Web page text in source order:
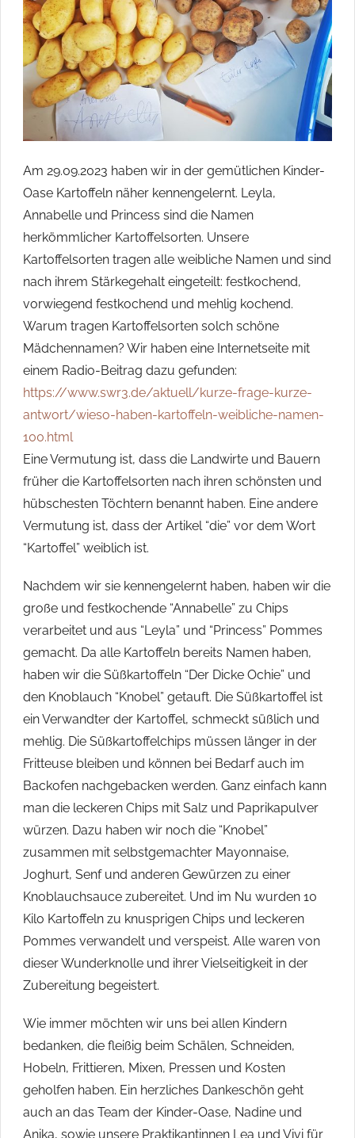
ihren
Heimatorten
Havelland
engagieren
wollten.
Am 29.09.2023 haben wir in der gemütlichen Kinder-
Oase Kartoffeln näher kennengelernt. Leyla,
Annabelle und Princess sind die Namen
herkömmlicher Kartoffelsorten. Unsere
Kartoffelsorten tragen alle weibliche Namen und sind
nach ihrem Stärkegehalt eingeteilt: festkochend,
vorwiegend festkochend und mehlig kochend.
Warum tragen Kartoffelsorten solch schöne
Mädchennamen? Wir haben eine Internetseite mit
einem Radio-Beitrag dazu gefunden:
https://www.swr3.de/aktuell/kurze-frage-kurze-
antwort/wieso-haben-kartoffeln-weibliche-namen-
100.html
Eine Vermutung ist, dass die Landwirte und Bauern
früher die Kartoffelsorten nach ihren schönsten und
hübschesten Töchtern benannt haben. Eine andere
Vermutung ist, dass der Artikel “die” vor dem Wort
“Kartoffel” weiblich ist.
Nachdem wir sie kennengelernt haben, haben wir die
große und festkochende “Annabelle” zu Chips
verarbeitet und aus “Leyla” und “Princess” Pommes
gemacht. Da alle Kartoffeln bereits Namen haben,
haben wir die Süßkartoffeln “Der Dicke Ochie” und
den Knoblauch “Knobel” getauft. Die Süßkartoffel ist
ein Verwandter der Kartoffel, schmeckt süßlich und
mehlig. Die Süßkartoffelchips müssen länger in der
Fritteuse bleiben und können bei Bedarf auch im
Backofen nachgebacken werden. Ganz einfach kann
man die leckeren Chips mit Salz und Paprikapulver
würzen. Dazu haben wir noch die “Knobel”
zusammen mit selbstgemachter Mayonnaise,
Joghurt, Senf und anderen Gewürzen zu einer
Knoblauchsauce zubereitet. Und im Nu wurden 10
Kilo Kartoffeln zu knusprigen Chips und leckeren
Pommes verwandelt und verspeist. Alle waren von
dieser Wunderknolle und ihrer Vielseitigkeit in der
Zubereitung begeistert.
Wie immer möchten wir uns bei allen Kindern
bedanken, die fleißig beim Schälen, Schneiden,
Hobeln, Frittieren, Mixen, Pressen und Kosten
geholfen haben. Ein herzliches Dankeschön geht
auch an das Team der Kinder-Oase, Nadine und
Anika, sowie unsere Praktikantinnen Lea und Vivi für